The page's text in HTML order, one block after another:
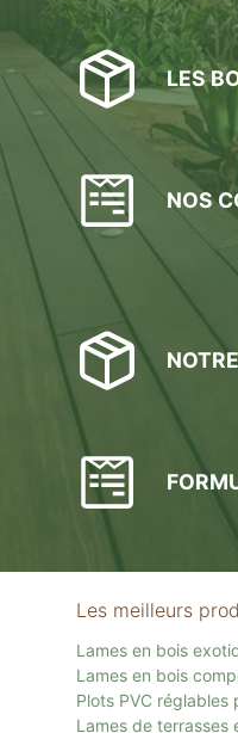
du
produit
LES
NOS
Les meilleurs
Lames en bois
Lames en bois
Plots PVC réglables
Lames de terrasses